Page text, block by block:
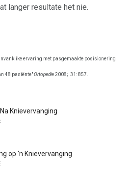
langer resultate het nie.
ervaring met pasgemaakte posisionering
48 pasiënte"Ortopedie2008; 31: 857.
Knievervanging
op 'n Knievervanging